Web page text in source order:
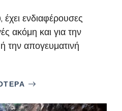
ενδιαφέρουσες
ακόμη και για την
την απογευματινή